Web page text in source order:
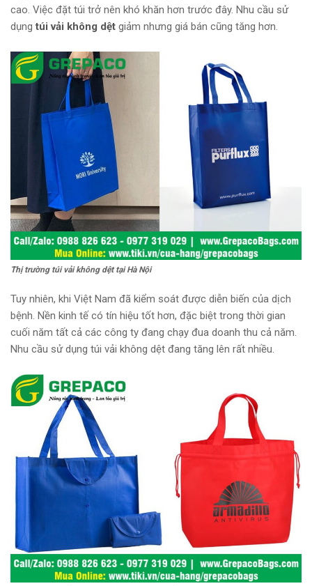
cao. Việc đặt túi trở nên khó khăn hơn trước đây. Nhu cầu sử
dụngtúi vải không dệt giảm nhưng giá bán cũng tăng hơn.
Thị trường túi vải không dệt tại Hà Nội
Tuy nhiên, khi Việt Nam đã kiểm soát được diễn biến của dịch
bệnh. Nền kinh tế có tín hiệu tốt hơn, đặc biệt trong thời gian
cuối năm tất cả các công ty đang chạy đua doanh thu cả năm.
Nhu cầu sử dụng túi vải không dệt đang tăng lên rất nhiều.